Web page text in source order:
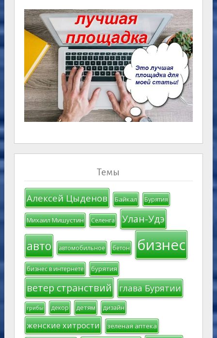
Темы
Алексей Цыденов Байкал Бурятия
Михаил Мишустин Селенга Улан-Удэ
авто автомобильное бетон бизнес
бизнес в интернете бурятия
ветер странствий глава Бурятии
грибы декор детям дизайн
женские хитрости зеленая аптека